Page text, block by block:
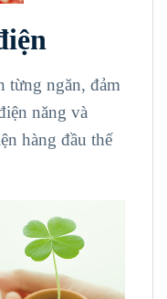
từng ngăn, đảm
năng và
hàng đầu thế